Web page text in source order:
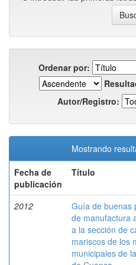
Ordenar por:
Autor/Registro:
Mostrando
Fecha de
publicación
Título
2012
Guía de buenas
de manufactura
a la sección de
mariscos de los
municipales de